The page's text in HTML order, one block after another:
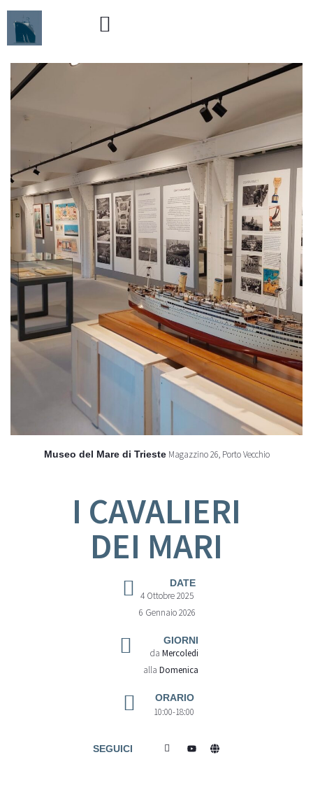
Museo del Mare di TriesteMagazzino 26, Porto Vecchio
I CAVALIERI
DEI MARI
DATE
4 Ottobre 2025
6 Gennaio 2026
GIORNI
da Mercoledi
alla Domenica
ORARIO
10:00-18:00
SEGUICI